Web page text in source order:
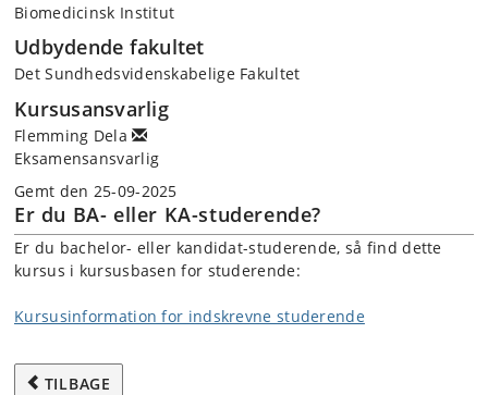
Biomedicinsk Institut
Udbydende fakultet
Det Sundhedsvidenskabelige Fakultet
Kursusansvarlig
Flemming Dela
Eksamensansvarlig
Gemt den 25-09-2025
Er du BA- eller KA-studerende?
Er du bachelor- eller kandidat-studerende, så find dette
kursus i kursusbasen for studerende:
Kursusinformation for indskrevne studerende
TILBAGE